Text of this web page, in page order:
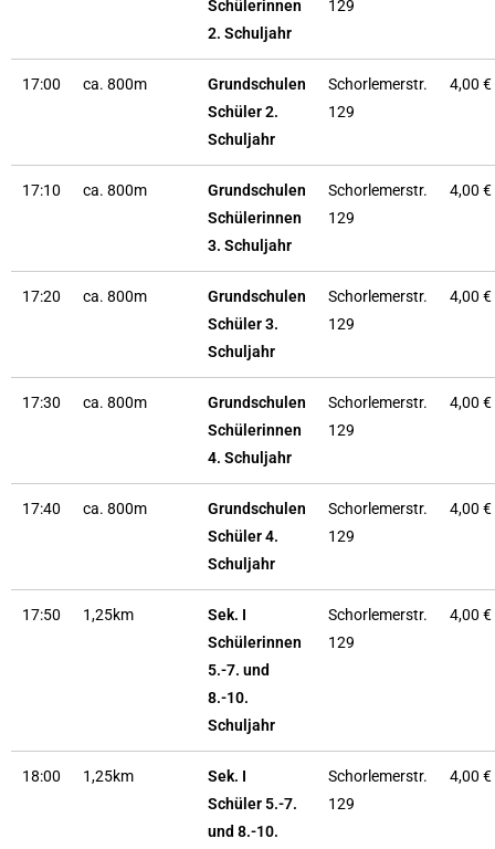
Schülerinnen
2. Schuljahr
129
17:00 ca. 800m
Grundschulen
Schüler 2.
Schuljahr
Schorlemerstr.
129
4,00 €
17:10 ca. 800m
Grundschulen
Schülerinnen
3. Schuljahr
Schorlemerstr.
129
4,00 €
17:20 ca. 800m
Grundschulen
Schüler 3.
Schuljahr
Schorlemerstr.
129
4,00 €
17:30 ca. 800m
Grundschulen
Schülerinnen
4. Schuljahr
Schorlemerstr.
129
4,00 €
17:40 ca. 800m
Grundschulen
Schüler 4.
Schuljahr
Schorlemerstr.
129
4,00 €
17:50 1,25km
Sek. I
Schülerinnen
5.-7. und
8.-10.
Schuljahr
Schorlemerstr.
129
4,00 €
18:00 1,25km
Sek. I
Schüler 5.-7.
und 8.-10.
Schorlemerstr.
129
4,00 €